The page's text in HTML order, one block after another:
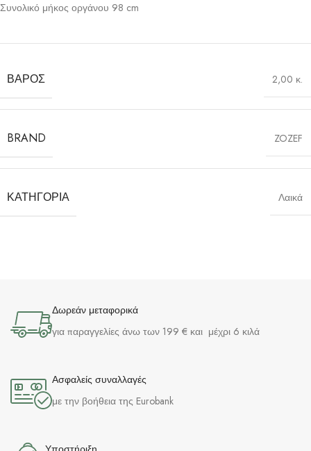
Συνολικό μήκος οργάνου 98 cm
ΒΆΡΟΣ 2,00 κ.
BRAND ZOZEF
ΚΑΤΗΓΟΡΊΑ Λαικά
Δωρεάν μεταφορικά
για παραγγελίες άνω των 199 € και μέχρι 6 κιλά
Ασφαλείς συναλλαγές
με την βοήθεια της Eurobank